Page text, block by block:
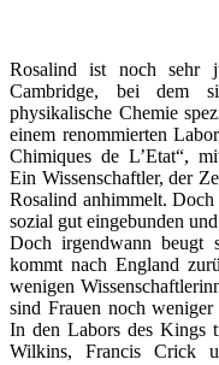
Rosalind ist noch sehr
Cambridge, bei dem
physikalische Chemie
einem renommierten
Chimiques de L’Etat“,
Ein Wissenschaftler, der
Rosalind anhimmelt.
sozial gut eingebunden
Doch irgendwann beugt
kommt nach England
wenigen
sind Frauen noch weniger
In den Labors des Kings
Wilkins, Francis Crick